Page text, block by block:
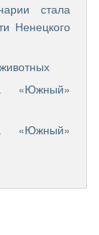
стала
Ненецкого
«Южный»
«Южный»